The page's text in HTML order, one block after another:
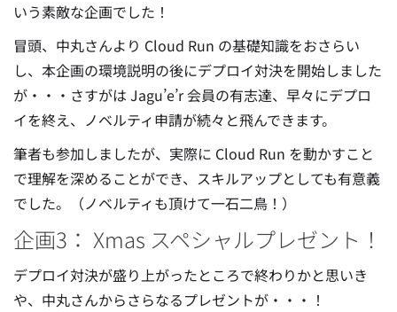
いう素敵な企画でした！
冒頭、中丸さんより Cloud Run の基礎知識をおさらい
し、本企画の環境説明の後にデプロイ対決を開始しました
が・・・さすがは Jagu’e’r 会員の有志達、早々にデプロ
イを終え、ノベルティ申請が続々と飛んできます。
筆者も参加しましたが、実際に Cloud Run を動かすこと
で理解を深めることができ、スキルアップとしても有意義
でした。（ノベルティも頂けて一石二鳥！）
企画3： Xmas スペシャルプレゼント！
デプロイ対決が盛り上がったところで終わりかと思いき
や、中丸さんからさらなるプレゼントが・・・！